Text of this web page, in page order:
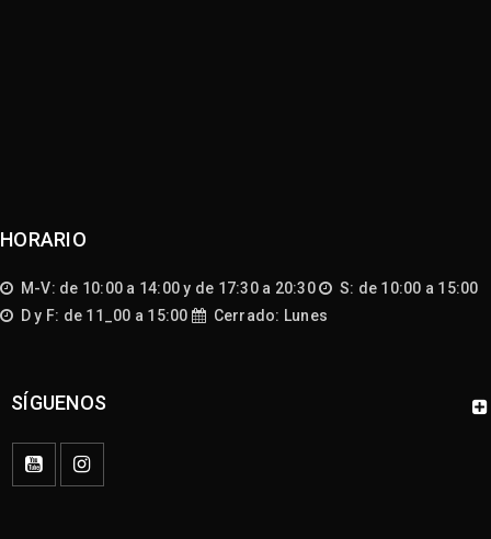
HORARIO
M-V: de 10:00 a 14:00 y de 17:30 a 20:30
S: de 10:00 a 15:00
D y F: de 11_00 a 15:00
Cerrado: Lunes
SÍGUENOS